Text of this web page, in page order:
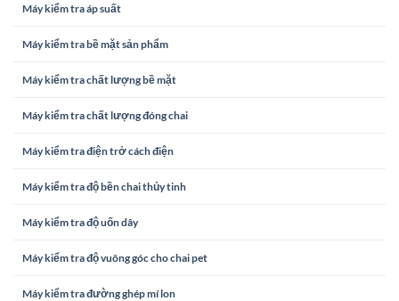
Máy kiểm tra áp suất
Máy kiểm tra bề mặt sản phẩm
Máy kiểm tra chất lượng bề mặt
Máy kiểm tra chất lượng đóng chai
Máy kiểm tra điện trở cách điện
Máy kiểm tra độ bền chai thủy tinh
Máy kiểm tra độ uốn dây
Máy kiểm tra độ vuông góc cho chai pet
Máy kiểm tra đường ghép mí lon